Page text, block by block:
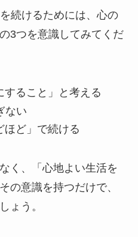
続けるためには、心の
3つを意識してみてくだ
すること」と考える
ない
ほど」で続ける
く、「心地よい生活を
の意識を持つだけで、
ょう。